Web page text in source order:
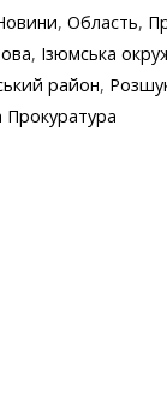
er at
s
A
y
p
e
t
, Область,
, Ізюмська
район,
Прокуратура